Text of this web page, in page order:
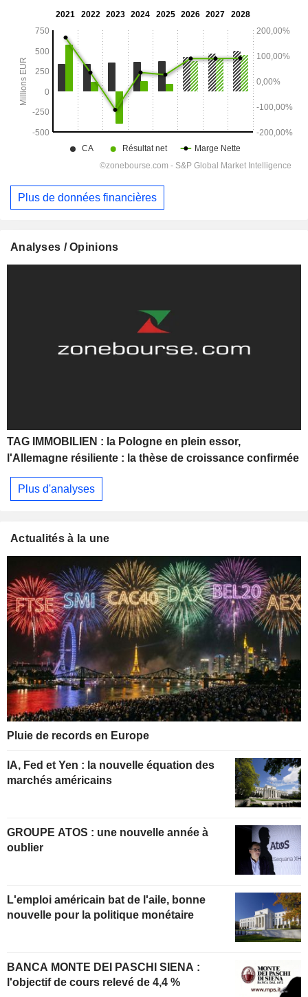
Plus de données financières
Analyses / Opinions
TAG IMMOBILIEN : la Pologne en plein essor,
l'Allemagne résiliente : la thèse de croissance confirmée
Plus d'analyses
Actualités à la une
Pluie de records en Europe
IA, Fed et Yen : la nouvelle équation des
marchés américains
GROUPE ATOS : une nouvelle année à
oublier
L'emploi américain bat de l'aile, bonne
nouvelle pour la politique monétaire
BANCA MONTE DEI PASCHI SIENA :
l'objectif de cours relevé de 4,4 %